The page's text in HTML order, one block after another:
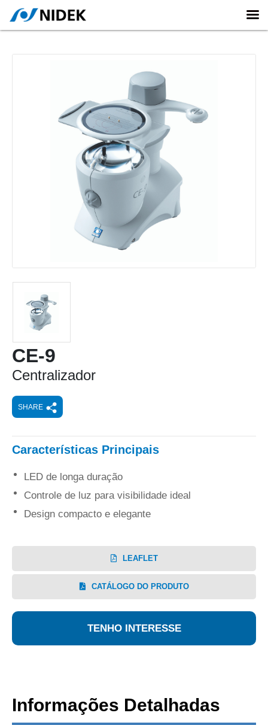
CE-9
Centralizador
SHARE
Características Principais
LED de longa duração
Controle de luz para visibilidade ideal
Design compacto e elegante
LEAFLET
CATÁLOGO DO PRODUTO
TENHO INTERESSE
Informações Detalhadas